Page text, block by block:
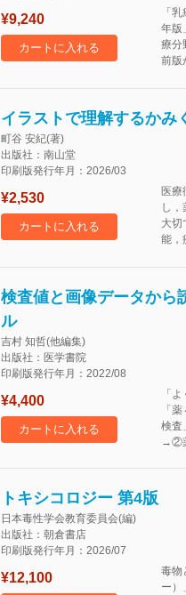
¥9,240
カートに入れる
「
年版
療分
前版
イラストで理解するかみ
町谷 安紀(著)
出版社：南山堂
印刷版発行年月：2026/03
¥2,530
カートに入れる
医
し
大切
能，
検査値と画像データか
ル
吉村 知哲(他編集)
出版社：医学書院
印刷版発行年月：2022/08
¥4,400
カートに入れる
「
「
検査
→②
トキシコロジー 第4版
日本毒性学会教育委員会(編)
出版社：朝倉書店
印刷版発行年月：2026/07
¥12,100
毒物
ー）